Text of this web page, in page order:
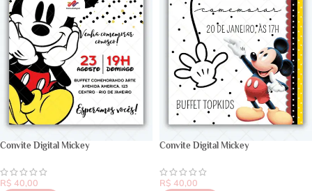
Convite Digital Mickey
R$ 40,00
Convite Digital Mickey
R$ 40,00